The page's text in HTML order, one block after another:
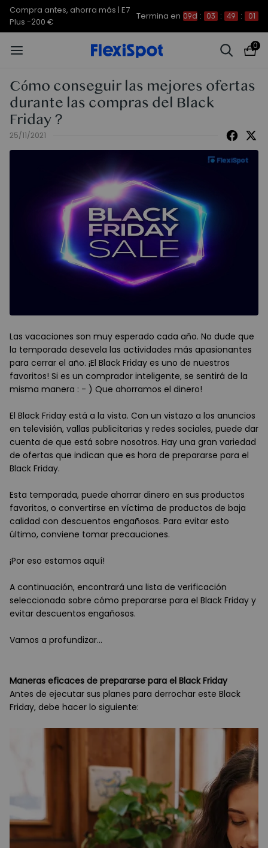
Compra antes, ahorra más | E7
Plus -200 €
Termina en 09d : 03 : 48 : 59
0
Cómo conseguir las mejores ofertas
durante las compras del Black
Friday？
25/11/2021
Las vacaciones son muy esperado cada año. No dude que
la temporada desevela las actividades más apasionantes
para cerrar el año. ¡El Black Friday es uno de nuestros
favoritos! Si es un comprador inteligente, se sentirá de la
misma manera : - ) Que ahorramos el dinero!
El Black Friday está a la vista. Con un vistazo a los anuncios
en televisión, vallas publicitarias y redes sociales, puede dar
cuenta de que está sobre nosotros. Hay una gran variedad
de ofertas que indican que es hora de prepararse para el
Black Friday.
Esta temporada, puede ahorrar dinero en sus productos
favoritos, o convertirse en víctima de productos de baja
calidad con descuentos engañosos. Para evitar esto
último, conviene tomar precauciones.
¡Por eso estamos aquí!
A continuación, encontrará una lista de verificación
seleccionada sobre cómo prepararse para el Black Friday y
evitar descuentos engañosos.
Vamos a profundizar...
Maneras eficaces de prepararse para el Black Friday
Antes de ejecutar sus planes para derrochar este Black
Friday, debe hacer lo siguiente: